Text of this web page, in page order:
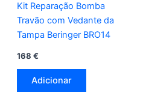
Kit Reparação Bomba
Travão com Vedante da
Tampa Beringer BRO14
168 €
Adicionar